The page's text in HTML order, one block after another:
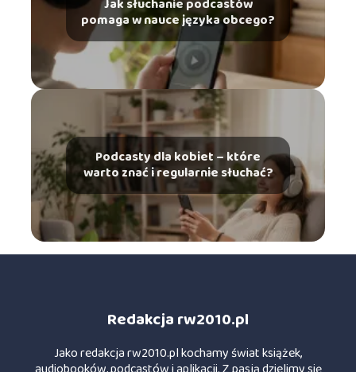
Jak słuchanie podcastów
pomaga w nauce języka obcego?
Podcasty dla kobiet – które
warto znać i regularnie słuchać?
Redakcja rw2010.pl
Jako redakcja rw2010.pl kochamy świat książek,